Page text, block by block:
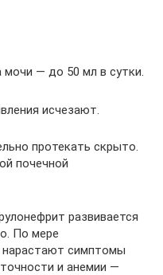
мочи — до 50 мл в сутки.
исчезают.
протекать скрыто.
почечной
развивается
По мере
нарастают симптомы
и анемии —